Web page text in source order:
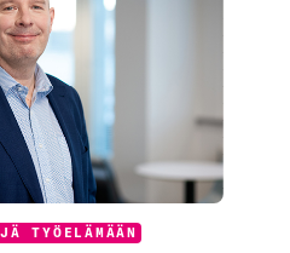
TYÖELÄMÄÄN